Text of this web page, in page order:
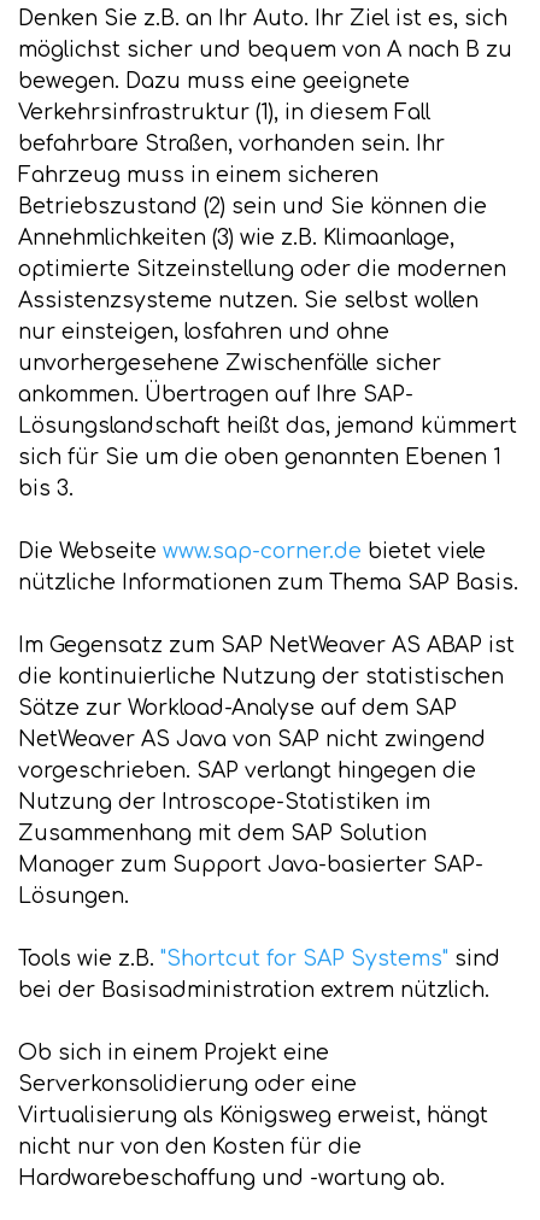
Denken Sie z.B. an Ihr Auto. Ihr Ziel ist es, sich
möglichst sicher und bequem von A nach B zu
bewegen. Dazu muss eine geeignete
Verkehrsinfrastruktur (1), in diesem Fall
befahrbare Straßen, vorhanden sein. Ihr
Fahrzeug muss in einem sicheren
Betriebszustand (2) sein und Sie können die
Annehmlichkeiten (3) wie z.B. Klimaanlage,
optimierte Sitzeinstellung oder die modernen
Assistenzsysteme nutzen. Sie selbst wollen
nur einsteigen, losfahren und ohne
unvorhergesehene Zwischenfälle sicher
ankommen. Übertragen auf Ihre SAP-
Lösungslandschaft heißt das, jemand kümmert
sich für Sie um die oben genannten Ebenen 1
bis 3.
Die Webseite www.sap-corner.de bietet viele
nützliche Informationen zum Thema SAP Basis.
Im Gegensatz zum SAP NetWeaver AS ABAP ist
die kontinuierliche Nutzung der statistischen
Sätze zur Workload-Analyse auf dem SAP
NetWeaver AS Java von SAP nicht zwingend
vorgeschrieben. SAP verlangt hingegen die
Nutzung der Introscope-Statistiken im
Zusammenhang mit dem SAP Solution
Manager zum Support Java-basierter SAP-
Lösungen.
Tools wie z.B. "Shortcut for SAP Systems" sind
bei der Basisadministration extrem nützlich.
Ob sich in einem Projekt eine
Serverkonsolidierung oder eine
Virtualisierung als Königsweg erweist, hängt
nicht nur von den Kosten für die
Hardwarebeschaffung und -wartung ab.